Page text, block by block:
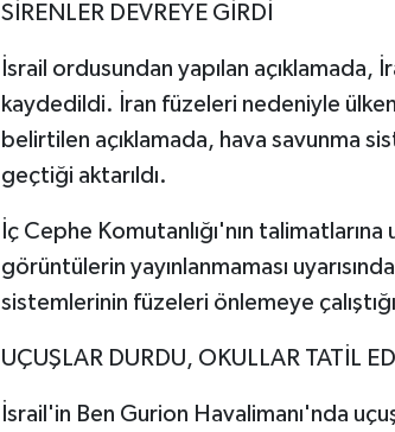
SİRENLER DEVREYE GİRDİ
İsrail ordusundan yapılan açıklamada,
kaydedildi. İran füzeleri nedeniyle
belirtilen açıklamada, hava savunma
geçtiği aktarıldı.
İç Cephe Komutanlığı'nın talimatlarına
görüntülerin yayınlanmaması
sistemlerinin füzeleri önlemeye
UÇUŞLAR DURDU, OKULLAR TATİL
İsrail'in Ben Gurion Havalimanı'nda